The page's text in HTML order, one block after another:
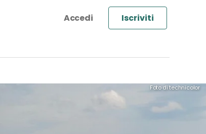
Iscriviti
Foto di technicolor